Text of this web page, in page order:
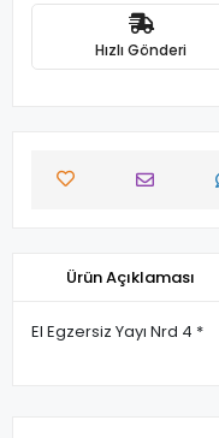
Hızlı Gönderi
Ürün Açıklaması
El Egzersiz Yayı Nrd 4 *